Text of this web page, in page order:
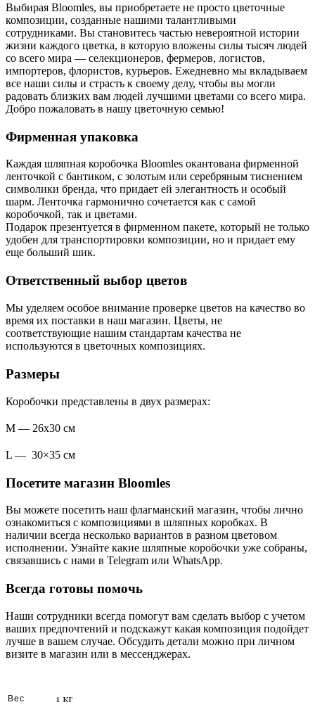
Выбирая Bloomles, вы приобретаете не просто цветочные
композиции, созданные нашими талантливыми
сотрудниками. Вы становитесь частью невероятной истории
жизни каждого цветка, в которую вложены силы тысяч людей
со всего мира — селекционеров, фермеров, логистов,
импортеров, флористов, курьеров. Ежедневно мы вкладываем
все наши силы и страсть к своему делу, чтобы вы могли
радовать близких вам людей лучшими цветами со всего мира.
Добро пожаловать в нашу цветочную семью!
Фирменная упаковка
Каждая шляпная коробочка Bloomles окантована фирменной
ленточкой с бантиком, с золотым или серебряным тиснением
символики бренда, что придает ей элегантность и особый
шарм. Ленточка гармонично сочетается как с самой
коробочкой, так и цветами.
Подарок презентуется в фирменном пакете, который не только
удобен для транспортировки композиции, но и придает ему
еще больший шик.
Ответственный выбор цветов
Мы уделяем особое внимание проверке цветов на качество во
время их поставки в наш магазин. Цветы, не
соответствующие нашим стандартам качества не
используются в цветочных композициях.
Размеры
Коробочки представлены в двух размерах:
M — 26х30 см
L — 30×35 см
Посетите магазин Bloomles
Вы можете посетить наш флагманский магазин, чтобы лично
ознакомиться с композициями в шляпных коробках. В
наличии всегда несколько вариантов в разном цветовом
исполнении. Узнайте какие шляпные коробочки уже собраны,
связавшись с нами в Telegram или WhatsApp.
Всегда готовы помочь
Наши сотрудники всегда помогут вам сделать выбор с учетом
ваших предпочтений и подскажут какая композиция подойдет
лучше в вашем случае. Обсудить детали можно при личном
визите в магазин или в мессенджерах.
Вес 1 кг